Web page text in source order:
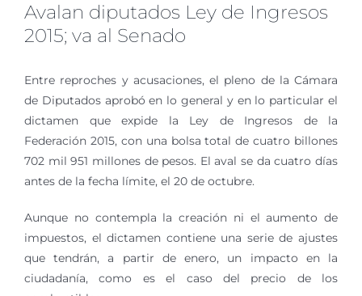
Avalan diputados Ley de Ingresos
2015; va al Senado
Entre reproches y acusaciones, el pleno de la Cámara
de Diputados aprobó en lo general y en lo particular el
dictamen que expide la Ley de Ingresos de la
Federación 2015, con una bolsa total de cuatro billones
702 mil 951 millones de pesos. El aval se da cuatro días
antes de la fecha límite, el 20 de octubre.
Aunque no contempla la creación ni el aumento de
impuestos, el dictamen contiene una serie de ajustes
que tendrán, a partir de enero, un impacto en la
ciudadanía, como es el caso del precio de los